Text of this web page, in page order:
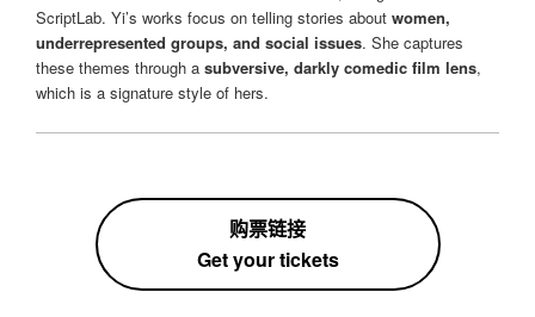
ScriptLab. Yi’s works focus on telling stories about women,
underrepresented groups, and social issues. She captures
these themes through a subversive, darkly comedic film lens,
which is a signature style of hers.
购票链接
Get your tickets